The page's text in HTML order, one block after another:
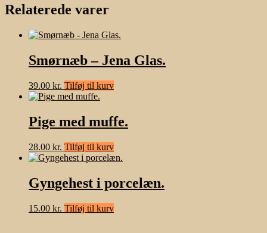
Relaterede varer
Smørnæb – Jena Glas.
39.00 kr. Tilføj til kurv
Pige med muffe.
28.00 kr. Tilføj til kurv
Gyngehest i porcelæn.
15.00 kr. Tilføj til kurv